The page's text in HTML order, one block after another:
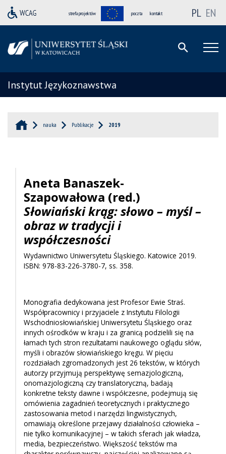
strefa projektów poczta kontakt PL EN
Instytut Językoznawstwa
nauka Publikacje 2019
Aneta Banaszek-
Szapowałowa (red.)
Słowiański krąg: słowo – myśl –
obraz w tradycji i
współczesności
Wydawnictwo Uniwersytetu Śląskiego. Katowice 2019.
ISBN: 978-83-226-3780-7, ss. 358.
Monografia dedykowana jest Profesor Ewie Straś.
Współpracownicy i przyjaciele z Instytutu Filologii
Wschodniosłowiańskiej Uniwersytetu Śląskiego oraz
innych ośrodków w kraju i za granicą podzielili się na
łamach tych stron rezultatami naukowego oglądu słów,
myśli i obrazów słowiańskiego kręgu. W pięciu
rozdziałach zgromadzonych jest 26 tekstów, w których
autorzy przyjmują perspektywę semazjologiczną,
onomazjologiczną czy translatoryczną, badają
konkretne teksty dawne i współczesne, podejmują się
omówienia zagadnień teoretycznych i praktycznego
zastosowania metod i narzędzi lingwistycznych,
omawiają określone przejawy działalności człowieka –
nie tylko komunikacyjnej – w takich sferach jak władza,
media, bezpieczeństwo. Większość tekstów ma